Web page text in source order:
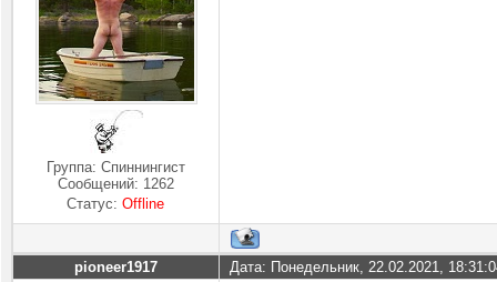
Группа: Спиннингист
Сообщений: 1262
Статус:Offline
pioneer1917 Дата: Понедельник, 22.02.2021,